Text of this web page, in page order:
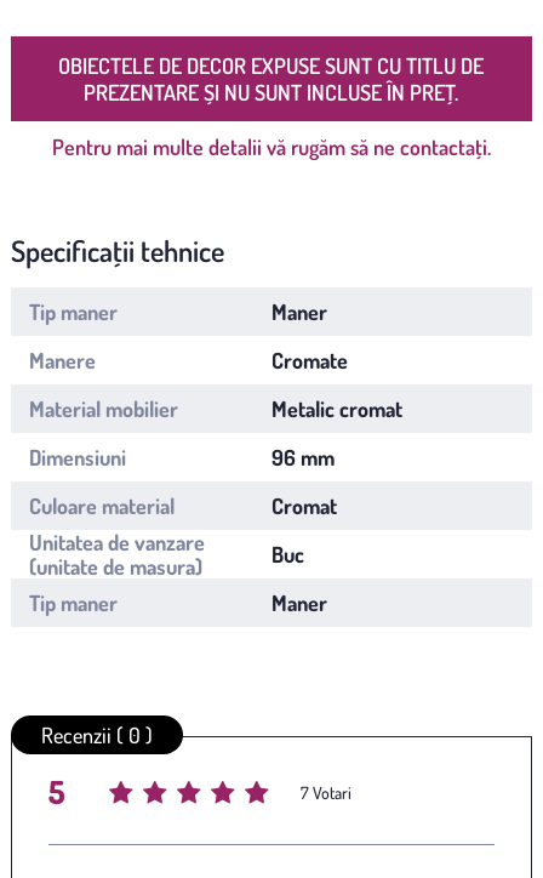
OBIECTELE DE DECOR EXPUSE SUNT CU TITLU DE
PREZENTARE ȘI NU SUNT INCLUSE ÎN PREȚ.
Pentru mai multe detalii vă rugăm să ne contactați.
Specificații tehnice
Tip maner
Maner
Manere
Cromate
Material mobilier
Metalic cromat
Dimensiuni
96 mm
Culoare material
Cromat
Unitatea de vanzare
(unitate de masura)
Buc
Tip maner
Maner
Average rating
5 / 5. Vote count:
7
Recenzii ( 0 )